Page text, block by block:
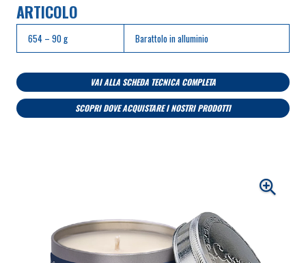
ARTICOLO
654 – 90 g Barattolo in alluminio
VAI ALLA SCHEDA TECNICA COMPLETA
SCOPRI DOVE ACQUISTARE I NOSTRI PRODOTTI